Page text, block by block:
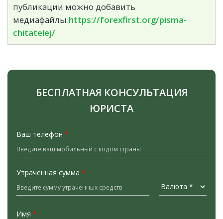
публикации можно добавить
медиафайлы.https://forexfirst.org/pisma-
chitatelej/
БЕСПЛАТНАЯ КОНСУЛЬТАЦИЯ
ЮРИСТА
Ваш телефон *
Утраченная сумма *
Имя *